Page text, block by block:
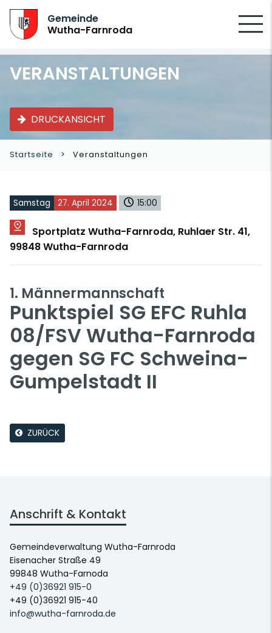
Gemeinde
Wutha-Farnroda
VERANSTALTUNGEN
DRUCKANSICHT
Startseite Veranstaltungen
Samstag 27. April 2024 15:00
Sportplatz Wutha-Farnroda, Ruhlaer Str. 41,
99848 Wutha-Farnroda
1. Männermannschaft
Punktspiel SG EFC Ruhla
08/FSV Wutha-Farnroda
gegen SG FC Schweina-
Gumpelstadt II
ZURÜCK
Anschrift & Kontakt
Gemeindeverwaltung Wutha-Farnroda
Eisenacher Straße 49
99848 Wutha-Farnoda
+49 (0)36921 915-0
+49 (0)36921 915-40
info@wutha-farnroda.de